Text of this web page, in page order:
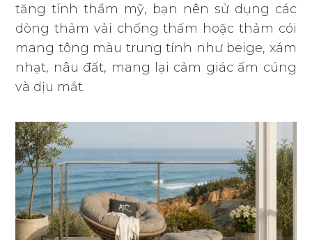
tăng tính thẩm mỹ, bạn nên sử dụng các
dòng thảm vải chống thấm hoặc thảm cói
mang tông màu trung tính như beige, xám
nhạt, nâu đất, mang lại cảm giác ấm cúng
và dịu mắt.